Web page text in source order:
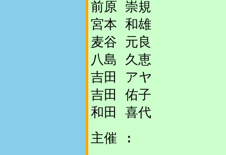
前原 崇規
宮本 和雄
麦谷 元良
八島 久恵
吉田 アヤ
吉田 佑子
和田 喜代
主催 :